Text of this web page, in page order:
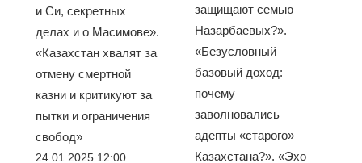
и Си, секретных
делах и о Масимове».
«Казахстан хвалят за
отмену смертной
казни и критикуют за
пытки и ограничения
свобод»
24.01.2025 12:00
защищают семью
Назарбаевых?».
«Безусловный
базовый доход:
почему
заволновались
адепты «старого»
Казахстана?». «Эхо